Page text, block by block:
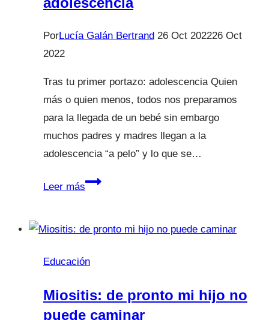
PorLucía Galán Bertrand 26 Oct 202226 Oct
2022
Tras tu primer portazo: adolescencia Quien
más o quien menos, todos nos preparamos
para la llegada de un bebé sin embargo
muchos padres y madres llegan a la
adolescencia “a pelo” y lo que se…
Leer másTras
portazo:
Educación
Miositis: de pronto mi hijo no
puede caminar